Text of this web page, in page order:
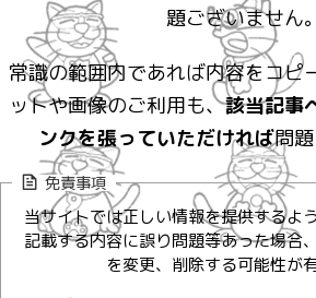
題ございません。
常識の範囲内であれば内容をコピ
ットや画像のご利用も、該当記事
ンクを張っていただければ問
免責事項
当サイトでは正しい情報を提供するよ
記載する内容に誤り問題等あった場合
を変更、削除する可能性が